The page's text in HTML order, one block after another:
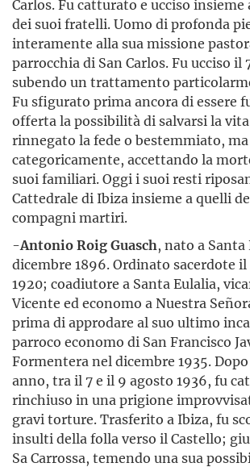
Carlos. Fu catturato e ucciso insieme
dei suoi fratelli. Uomo di profonda
interamente alla sua missione
parrocchia di San Carlos. Fu ucciso il
subendo un trattamento
Fu sfigurato prima ancora di essere
offerta la possibilità di salvarsi la vita
rinnegato la fede o bestemmiato,
categoricamente, accettando la
suoi familiari. Oggi i suoi resti
Cattedrale di Ibiza insieme a quelli
compagni martiri.
-Antonio Roig Guasch, nato a Santa
dicembre 1896. Ordinato sacerdote il
1920; coadiutore a Santa Eulalia,
Vicente ed economo a Nuestra
prima di approdare al suo ultimo
parroco economo di San Francisco
Formentera nel dicembre 1935.
anno, tra il 7 e il 9 agosto 1936, fu
rinchiuso in una prigione
gravi torture. Trasferito a Ibiza, fu
insulti della folla verso il Castello;
Sa Carrossa, temendo una sua